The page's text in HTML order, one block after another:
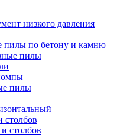
низкого давления
пилы по бетону и камню
пилы
высокопроизводительные
песка и
работ
пилы
столбов
столбов